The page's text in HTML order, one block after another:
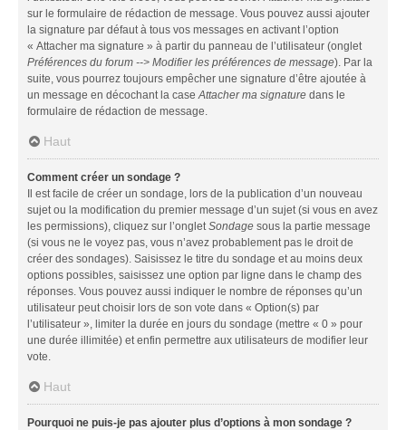
sur le formulaire de rédaction de message. Vous pouvez aussi ajouter
la signature par défaut à tous vos messages en activant l’option
« Attacher ma signature » à partir du panneau de l’utilisateur (onglet
Préférences du forum --> Modifier les préférences de message). Par la
suite, vous pourrez toujours empêcher une signature d’être ajoutée à
un message en décochant la case Attacher ma signature dans le
formulaire de rédaction de message.
Haut
Comment créer un sondage ?
Il est facile de créer un sondage, lors de la publication d’un nouveau
sujet ou la modification du premier message d’un sujet (si vous en avez
les permissions), cliquez sur l’onglet Sondage sous la partie message
(si vous ne le voyez pas, vous n’avez probablement pas le droit de
créer des sondages). Saisissez le titre du sondage et au moins deux
options possibles, saisissez une option par ligne dans le champ des
réponses. Vous pouvez aussi indiquer le nombre de réponses qu’un
utilisateur peut choisir lors de son vote dans « Option(s) par
l’utilisateur », limiter la durée en jours du sondage (mettre « 0 » pour
une durée illimitée) et enfin permettre aux utilisateurs de modifier leur
vote.
Haut
Pourquoi ne puis-je pas ajouter plus d’options à mon sondage ?